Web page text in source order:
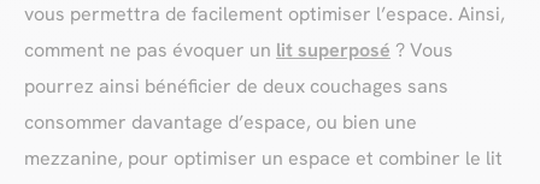
vous permettra de facilement optimiser l’espace. Ainsi,
comment ne pas évoquer un lit superposé ? Vous
pourrez ainsi bénéficier de deux couchages sans
consommer davantage d’espace, ou bien une
mezzanine, pour optimiser un espace et combiner le lit